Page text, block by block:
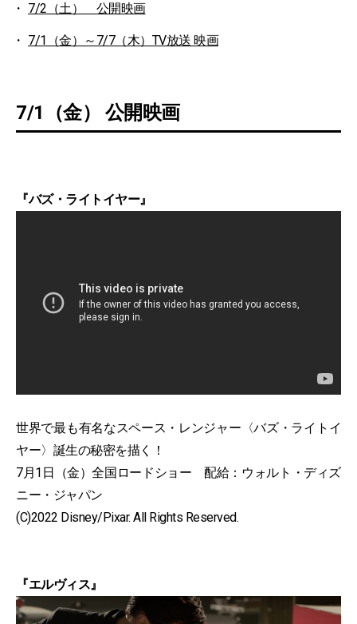
7/2（土） 公開映画
7/1（金）～7/7（木）TV放送 映画
7/1（金） 公開映画
『バズ・ライトイヤー』
世界で最も有名なスペース・レンジャー〈バズ・ライトイ
ヤー〉誕生の秘密を描く！
7月1日（金）全国ロードショー 配給：ウォルト・ディズ
ニー・ジャパン
(C)2022 Disney/Pixar. All Rights Reserved.
『エルヴィス』